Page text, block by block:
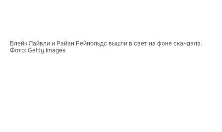
Блейк Лайвли и Райан Рейнольдс вышли в свет на фоне скандала.
Фото: Getty Images